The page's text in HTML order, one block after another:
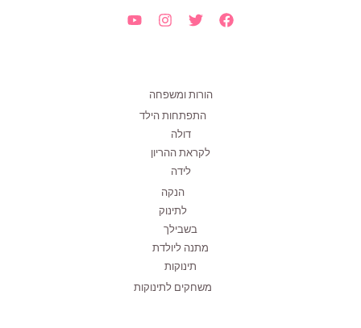
הורות ומשפחה
התפתחות הילד
דולה
לקראת ההריון
לידה
הנקה
לתינוק
בשבילך
מתנה ליולדת
תינוקות
משחקים לתינוקות